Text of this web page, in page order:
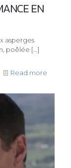
EN
asperges
poêlée […]
Read more